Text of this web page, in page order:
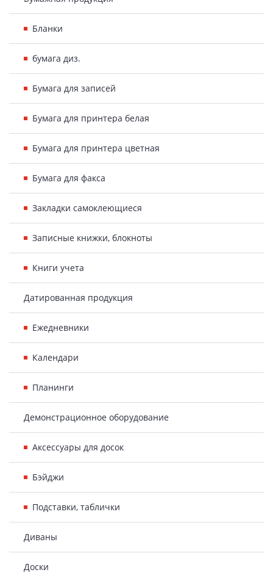
Бланки
бумага диз.
Бумага для записей
Бумага для принтера белая
Бумага для принтера цветная
Бумага для факса
Закладки самоклеющиеся
Записные книжки, блокноты
Книги учета
Датированная продукция
Ежедневники
Календари
Планинги
Демонстрационное оборудование
Аксессуары для досок
Бэйджи
Подставки, таблички
Диваны
Доски